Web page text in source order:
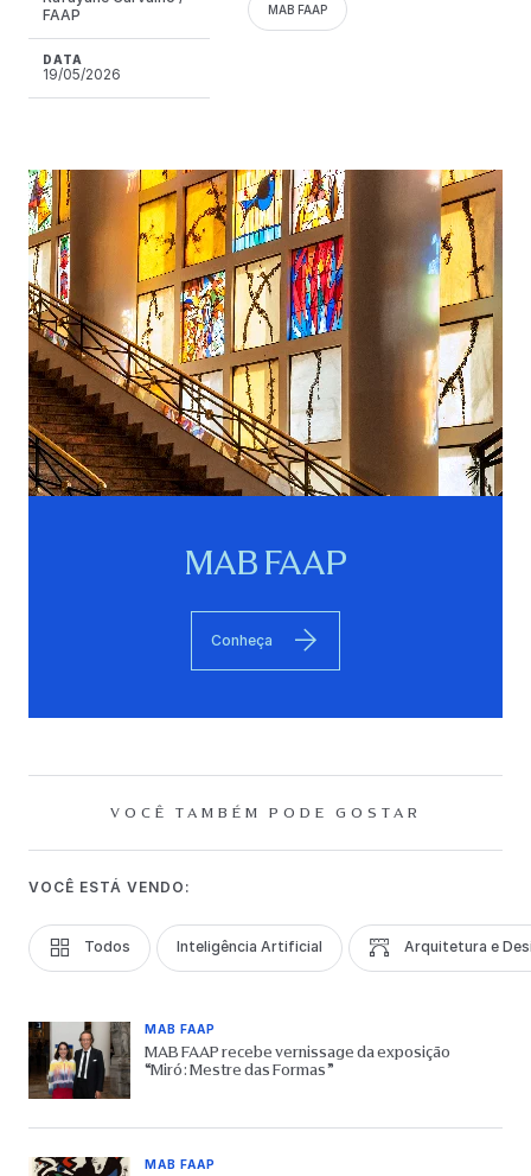
FAAP
DATA
19/05/2026
MAB FAAP
MAB FAAP
Conheça
VOCÊ TAMBÉM PODE GOSTAR
VOCÊ ESTÁ VENDO:
Todos Inteligência Artificial Arquitetura e
MAB FAAP
MAB FAAP recebe vernissage da exposição
“Miró: Mestre das Formas”
MAB FAAP